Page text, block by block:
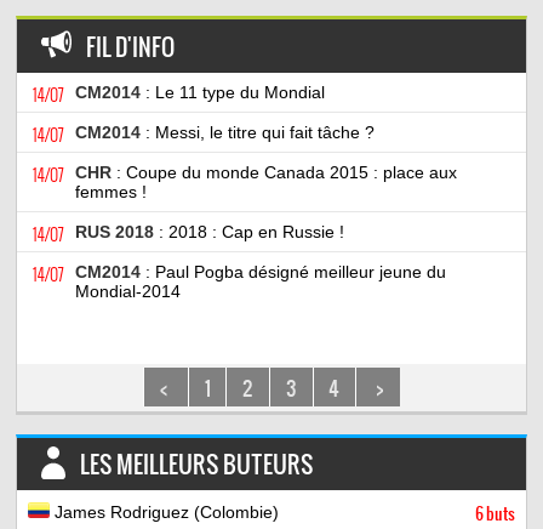
FIL D'INFO
14/07 CM2014 : Le 11 type du Mondial
14/07 CM2014 : Messi, le titre qui fait tâche ?
14/07 CHR : Coupe du monde Canada 2015 : place aux
femmes !
14/07 RUS 2018 : 2018 : Cap en Russie !
14/07 CM2014 : Paul Pogba désigné meilleur jeune du
Mondial-2014
< 1 2 3 4 >
LES MEILLEURS BUTEURS
James Rodriguez (Colombie) 6 buts